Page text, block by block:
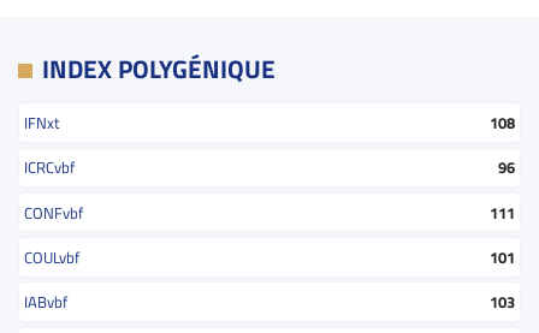
INDEX POLYGÉNIQUE
IFNxt
108
ICRCvbf
96
CONFvbf
111
COULvbf
101
IABvbf
103